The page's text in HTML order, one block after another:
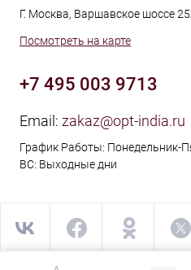
Г. Москва, Варшавское шоссе
Посмотреть на карте
+7 495 003 9713
Email: zakaz@opt-india.ru
График Работы: Понедельник-
ВС: Выходные дни